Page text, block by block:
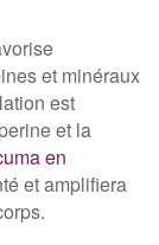
et minéraux
est
et la
en
et amplifiera